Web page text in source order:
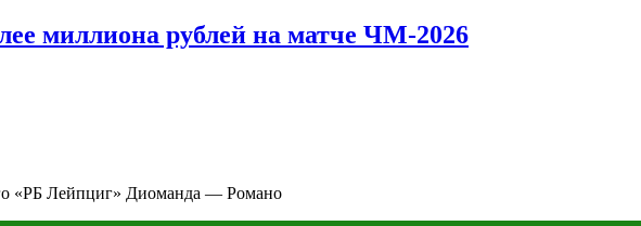
миллиона рублей на матче ЧМ-2026
«РБ Лейпциг» Диоманда — Романо